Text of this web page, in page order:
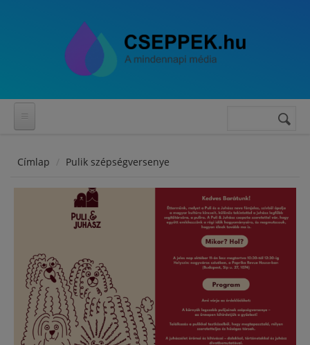
Keresés
Címlap Pulik szépségversenye